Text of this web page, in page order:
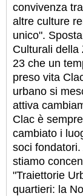
convivenza
altre culture
unico".
Culturali della
23 che un
preso vita
urbano si
attiva
Clac è
cambiato i
soci
stiamo
"Traiettorie
quartieri: la